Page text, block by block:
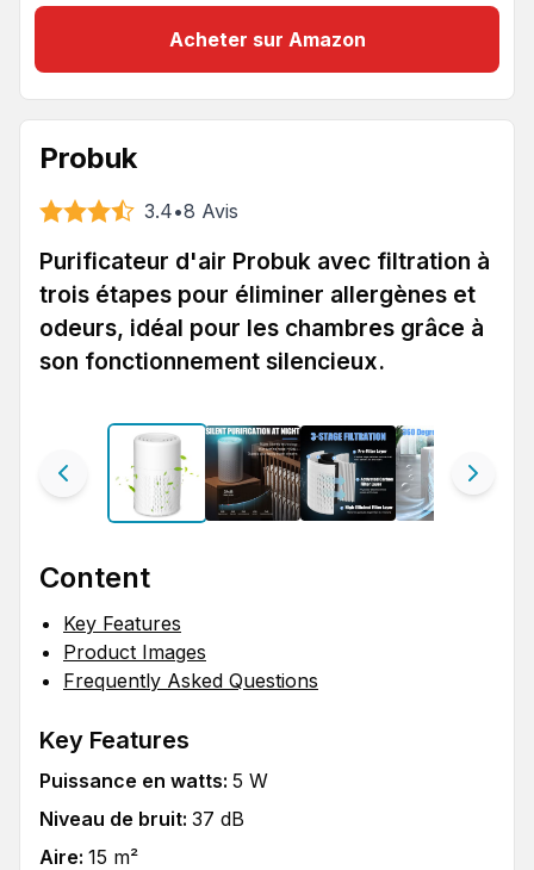
Acheter sur Amazon
Probuk
3.4•8 Avis
Purificateur d'air Probuk avec filtration à
trois étapes pour éliminer allergènes et
odeurs, idéal pour les chambres grâce à
son fonctionnement silencieux.
Content
Key Features
Product Images
Frequently Asked Questions
Key Features
Puissance en watts: 5 W
Niveau de bruit: 37 dB
Aire: 15 m²